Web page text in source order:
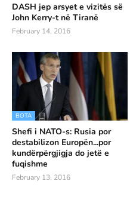
DASH jep arsyet e vizitës së
John Kerry-t në Tiranë
February 14, 2016
BOTA
Shefi i NATO-s: Rusia por
destabilizon Europën...por
kundërpërgjigja do jetë e
fuqishme
February 13, 2016